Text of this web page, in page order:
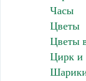
Часы
Цветы
Цветы
Цирк и